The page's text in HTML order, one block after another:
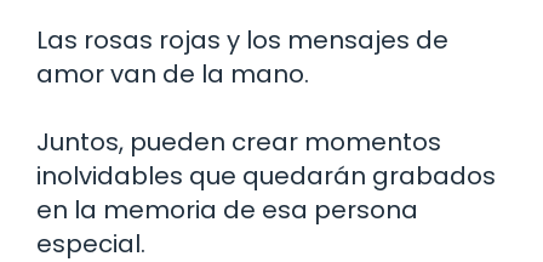
Las rosas rojas y los mensajes de
amor van de la mano.
Juntos, pueden crear momentos
inolvidables que quedarán grabados
en la memoria de esa persona
especial.